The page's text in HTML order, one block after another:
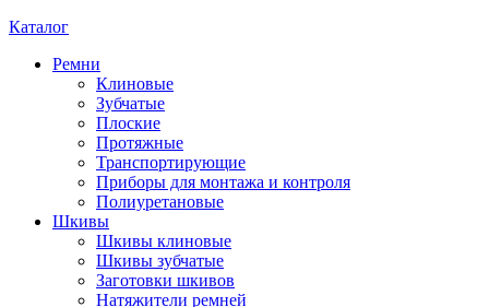
Каталог
Ремни
Клиновые
Зубчатые
Плоские
Протяжные
Транспортирующие
Приборы для монтажа и контроля
Полиуретановые
Шкивы
Шкивы клиновые
Шкивы зубчатые
Заготовки шкивов
Натяжители ремней